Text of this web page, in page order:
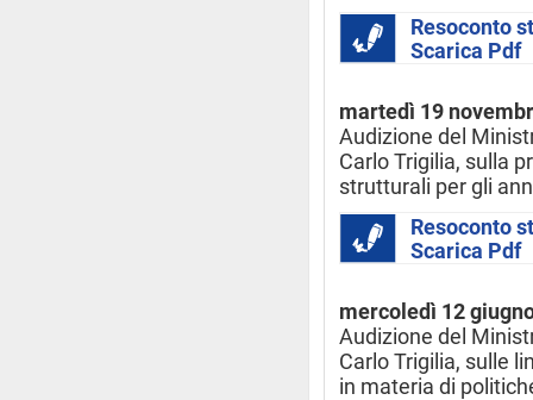
Resoconto
Scarica Pdf
martedì 19
Audizione del
Carlo Trigilia, sulla
strutturali per gli
Resoconto
Scarica Pdf
mercoledì 12
Audizione del
Carlo Trigilia, sulle
in materia di